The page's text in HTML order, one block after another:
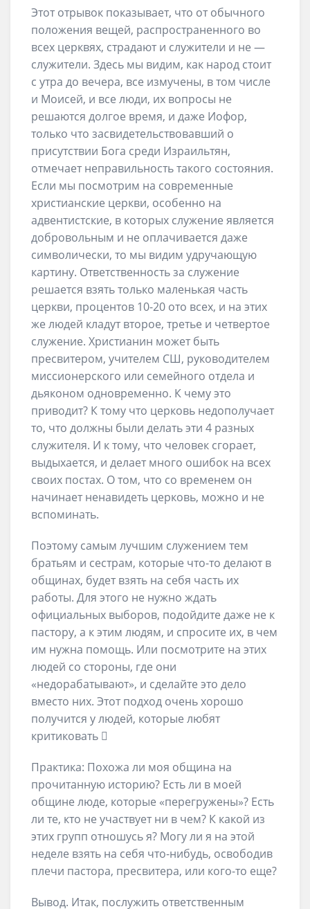
Этот отрывок показывает, что от обычного
положения вещей, распространенного во
всех церквях, страдают и служители и не —
служители. Здесь мы видим, как народ стоит
с утра до вечера, все измучены, в том числе
и Моисей, и все люди, их вопросы не
решаются долгое время, и даже Иофор,
только что засвидетельствовавший о
присутствии Бога среди Израильтян,
отмечает неправильность такого состояния.
Если мы посмотрим на современные
христианские церкви, особенно на
адвентистские, в которых служение является
добровольным и не оплачивается даже
символически, то мы видим удручающую
картину. Ответственность за служение
решается взять только маленькая часть
церкви, процентов 10-20 ото всех, и на этих
же людей кладут второе, третье и четвертое
служение. Христианин может быть
пресвитером, учителем СШ, руководителем
миссионерского или семейного отдела и
дьяконом одновременно. К чему это
приводит? К тому что церковь недополучает
то, что должны были делать эти 4 разных
служителя. И к тому, что человек сгорает,
выдыхается, и делает много ошибок на всех
своих постах. О том, что со временем он
начинает ненавидеть церковь, можно и не
вспоминать.
Поэтому самым лучшим служением тем
братьям и сестрам, которые что-то делают в
общинах, будет взять на себя часть их
работы. Для этого не нужно ждать
официальных выборов, подойдите даже не к
пастору, а к этим людям, и спросите их, в чем
им нужна помощь. Или посмотрите на этих
людей со стороны, где они
«недорабатывают», и сделайте это дело
вместо них. Этот подход очень хорошо
получится у людей, которые любят
критиковать 
Практика: Похожа ли моя община на
прочитанную историю? Есть ли в моей
общине люде, которые «перегружены»? Есть
ли те, кто не участвует ни в чем? К какой из
этих групп отношусь я? Могу ли я на этой
неделе взять на себя что-нибудь, освободив
плечи пастора, пресвитера, или кого-то еще?
Вывод. Итак, послужить ответственным